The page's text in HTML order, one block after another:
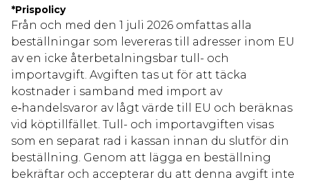
*Prispolicy
Från och med den 1 juli 2026 omfattas alla
beställningar som levereras till adresser inom EU
av en icke återbetalningsbar tull- och
importavgift. Avgiften tas ut för att täcka
kostnader i samband med import av
e‑handelsvaror av lågt värde till EU och beräknas
vid köptillfället. Tull- och importavgiften visas
som en separat rad i kassan innan du slutför din
beställning. Genom att lägga en beställning
bekräftar och accepterar du att denna avgift inte